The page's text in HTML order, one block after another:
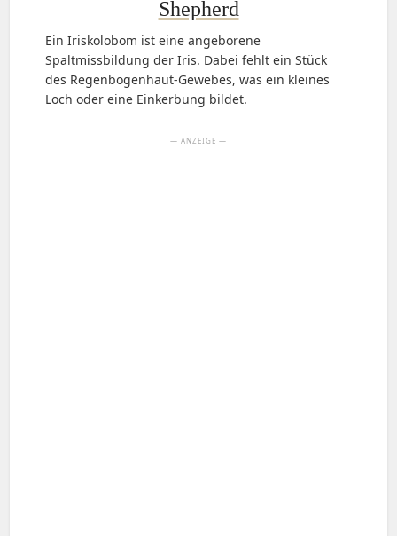
Shepherd
Ein Iriskolobom ist eine angeborene
Spaltmissbildung der Iris. Dabei fehlt ein Stück
des Regenbogenhaut-Gewebes, was ein kleines
Loch oder eine Einkerbung bildet.
— ANZEIGE —